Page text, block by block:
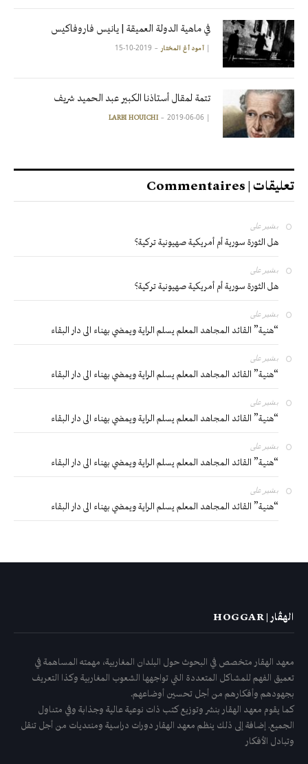
في ماهية الدولة العميقة | يانيس فاروفاكيس
| آمود أغ المختار 2019-10-15
تتمة لمقال أستاذنا الكبير عبد الحميد شريف
|
LARBI HOUICHI 2019-06-06
تعليقات | Commentaires
بشير على
هل الثورة سورية أم أمريكية صهيونية تركية؟
بشير على
هل الثورة سورية أم أمريكية صهيونية تركية؟
بشير على
“هنية” القائد المجاهد المعلم يسلم الراية ويمضي بهناء الى دار البقاء
بشير على
“هنية” القائد المجاهد المعلم يسلم الراية ويمضي بهناء الى دار البقاء
بشير على
“هنية” القائد المجاهد المعلم يسلم الراية ويمضي بهناء الى دار البقاء
بشير على
“هنية” القائد المجاهد المعلم يسلم الراية ويمضي بهناء الى دار البقاء
بشير على
“هنية” القائد المجاهد المعلم يسلم الراية ويمضي بهناء الى دار البقاء
الهڤار | HOGGAR
معهد الهقار متخصص في البحوث حول البلدان المغاربية، مهمته المساهمة في
تعميق الفهم للمشاكل المتعددة التي تواجهها الشعوب المغاربية وكذا التعريف
بجهودهم وأفكارهم من أجل تحسين أوضاعهم.
كما يقوم معهد الهقار بنشر وتوزيع كتب ذات نوعية عالية وجذابة وفي متناول
الجميع. إضافة إلى ذلك ينظم معهد الهقار دورات دراسية ومنتديات من أجل تنقل
وتبادل الأفكار